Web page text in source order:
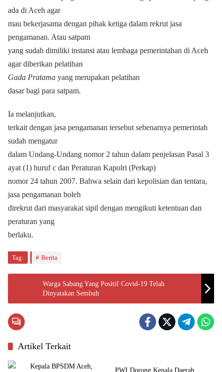
ada di Aceh agar
mau bekerjasama dengan pihak ketiga dalam rekrut jasa
pengamanan. Atau satpam
yang sudah dimiliki instansi atau lembaga pemerintahan di Aceh
agar diberikan pelatihan
Gada Pratama yang merupakan pelatihan
dasar bagi para satpam.
Ia melanjutkan,
terkait dengan jasa pengamanan tersebut sebenarnya pemerintah
sudah mengatur
dalam Undang-Undang nomor 2 tahun dalam penjelasan Pasal 3
ayat (1) huruf c dan Peraturan Kapolri (Perkap)
nomor 24 tahun 2007. Bahwa selain dari kepolisian dan tentara,
jasa pengamanan boleh
direkrut dari masyarakat sipil dengan mengikuti ketentuan dan
peraturan yang
berlaku.
Tag: Berita
Warga Sabang Yang Positif Covid-19 Telah
Dinyatakan Sembuh
Artikel Terkait
PWI Dorong Kepala Daerah